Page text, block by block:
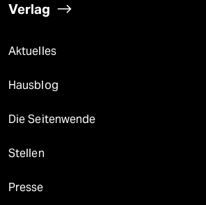
Verlag
Aktuelles
Hausblog
Die Seitenwende
Stellen
Presse